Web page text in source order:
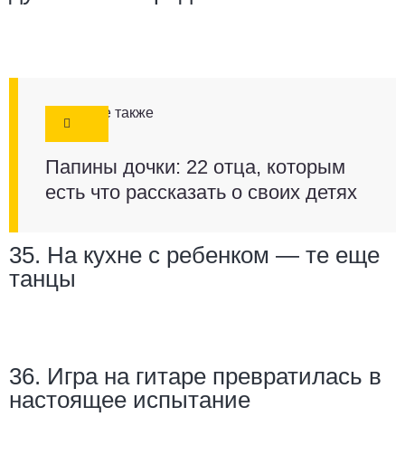
Смотрите также
Папины дочки: 22 отца, которым
есть что рассказать о своих детях
35. На кухне с ребенком — те еще
танцы
36. Игра на гитаре превратилась в
настоящее испытание